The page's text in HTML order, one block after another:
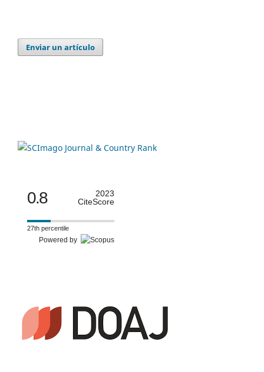
Enviar un artículo
0.8
2023
CiteScore
27th percentile
Powered by